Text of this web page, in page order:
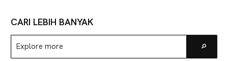
CARI LEBIH BANYAK
Explore
more